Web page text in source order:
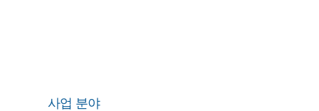
사업 분야